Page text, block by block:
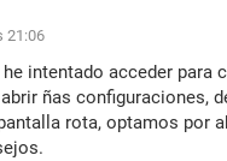
21:06
intentado acceder para
ñas configuraciones,
rota, optamos por